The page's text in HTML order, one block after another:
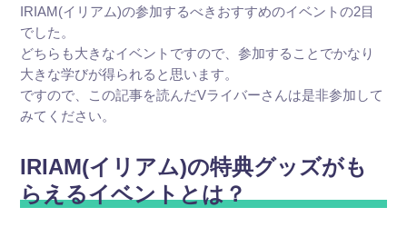
IRIAM(イリアム)の参加するべきおすすめのイベントの2目
でした。
どちらも大きなイベントですので、参加することでかなり
大きな学びが得られると思います。
ですので、この記事を読んだVライバーさんは是非参加して
みてください。
IRIAM(イリアム)の特典グッズがも
らえるイベントとは？